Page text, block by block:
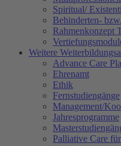
Spiritual/
Behinderten-
Rahmenkonzept
Weitere
Advance Care
Ehrenamt
Ethik
Fernstudiengänge
Management/
Jahresprogramme
Palliative Care